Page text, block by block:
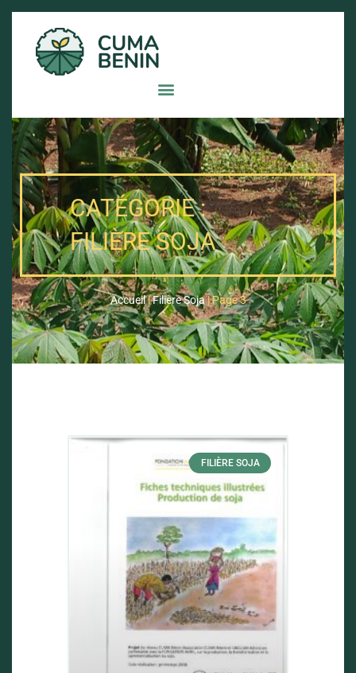
CATÉGORIE :
FILIÈRE SOJA
Accueil|Filière Soja|Page 3
FILIÈRE SOJA